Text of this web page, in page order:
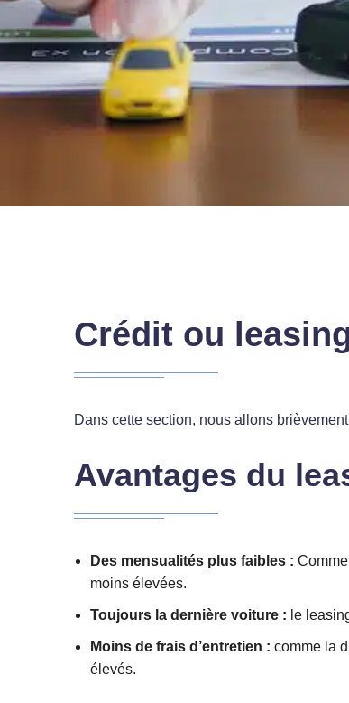
Crédit ou
Dans cette section, nous allons
Avantages du
Des mensualités plus faibles :
moins élevées.
Toujours la dernière voiture : le
Moins de frais d’entretien : comme la
élevés.